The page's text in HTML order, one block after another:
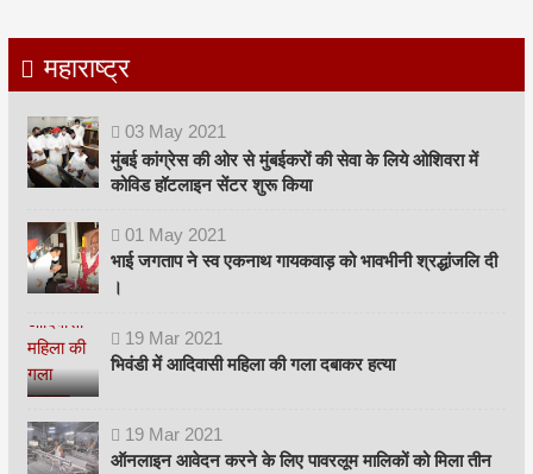
महाराष्ट्र
03 May 2021
मुंबई कांग्रेस की ओर से मुंबईकरों की सेवा के लिये ओशिवरा में
कोविड हॉटलाइन सेंटर शुरू किया
01 May 2021
भाई जगताप ने स्व एकनाथ गायकवाड़ को भावभीनी श्रद्धांजलि दी
।
19 Mar 2021
भिवंडी में आदिवासी महिला की गला दबाकर हत्या
19 Mar 2021
ऑनलाइन आवेदन करने के लिए पावरलूम मालिकों को मिला तीन